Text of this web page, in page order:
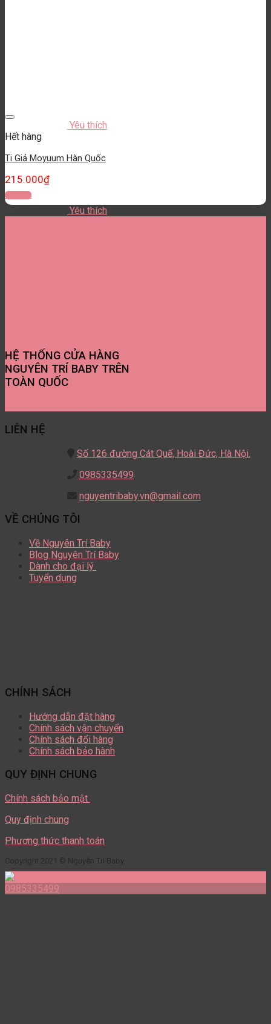
Yêu thích
Hết hàng
Ti Giả Moyuum Hàn Quốc
215.000₫
Đọc tiếp
Yêu thích
HỆ THỐNG CỬA HÀNG
NGUYÊN TRÍ BABY TRÊN
TOÀN QUỐC
LIÊN HỆ
Số 126 đường Cát Quế, Hoài Đức, Hà Nội.
0985335499
nguyentribaby.vn@gmail.com
VỀ CHÚNG TÔI
Về Nguyên Trí Baby
Blog Nguyên Trí Baby
Dành cho đại lý
Tuyển dụng
CHÍNH SÁCH
Hướng dẫn đặt hàng
Chính sách vận chuyển
Chính sách đổi hàng
Chính sách bảo hành
QUY ĐỊNH CHUNG
Chính sách bảo mật
Quy định chung
Phương thức thanh toán
Copyright 2021 © Nguyên Trí Baby.
0985335499